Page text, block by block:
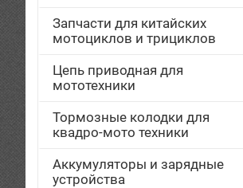
Запчасти для китайских
мотоциклов и трициклов
Цепь приводная для
мототехники
Тормозные колодки для
квадро-мото техники
Аккумуляторы и зарядные
устройства